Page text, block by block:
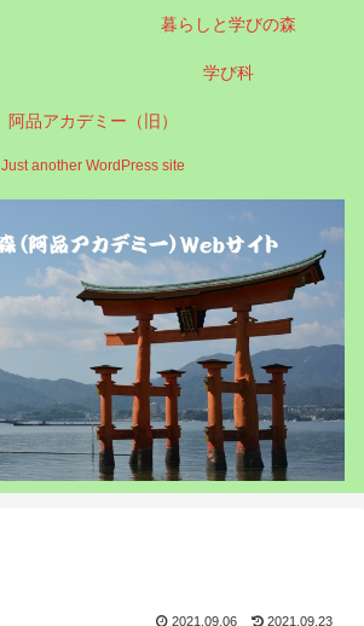
Just another WordPress site
暮らしと学びの森
学び科
阿品アカデミー（旧）
2021.09.06 2021.09.23